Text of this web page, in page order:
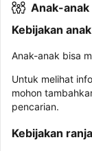
Anak-
Kebijakan anak
Anak-anak bisa
Untuk melihat
mohon
pencarian.
Kebijakan